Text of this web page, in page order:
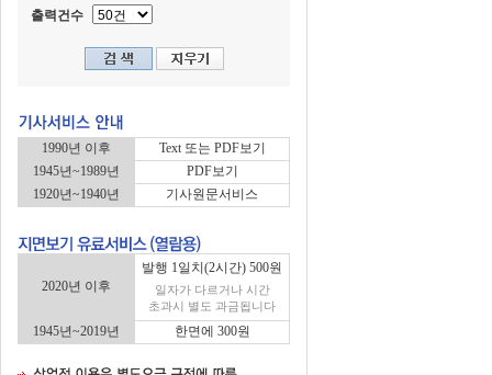
출력건수
1990년 이후
Text 또는 PDF보기
1945년~1989년
PDF보기
1920년~1940년
기사원문서비스
2020년 이후
발행 1일치(2시간) 500원
일자가 다르거나 시간
초과시 별도 과금됩니다
1945년~2019년 한면에 300원